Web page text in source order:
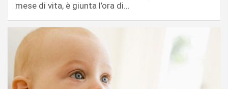
mese di vita, è giunta l’ora di…